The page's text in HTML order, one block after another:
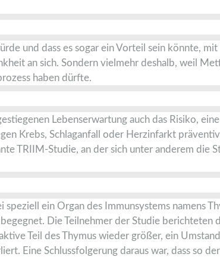
und dass es sogar ein Vorteil sein könnte,
an sich. Sondern vielmehr deshalb, weil
haben dürfte.
Lebenserwartung auch das Risiko,
Krebs, Schlaganfall oder Herzinfarkt
TRIIM-Studie, an der sich unter anderem die
ein Organ des Immunsystems namens
Die Teilnehmer der Studie berichteten
Teil des Thymus wieder größer, ein
Eine Schlussfolgerung daraus war, dass so